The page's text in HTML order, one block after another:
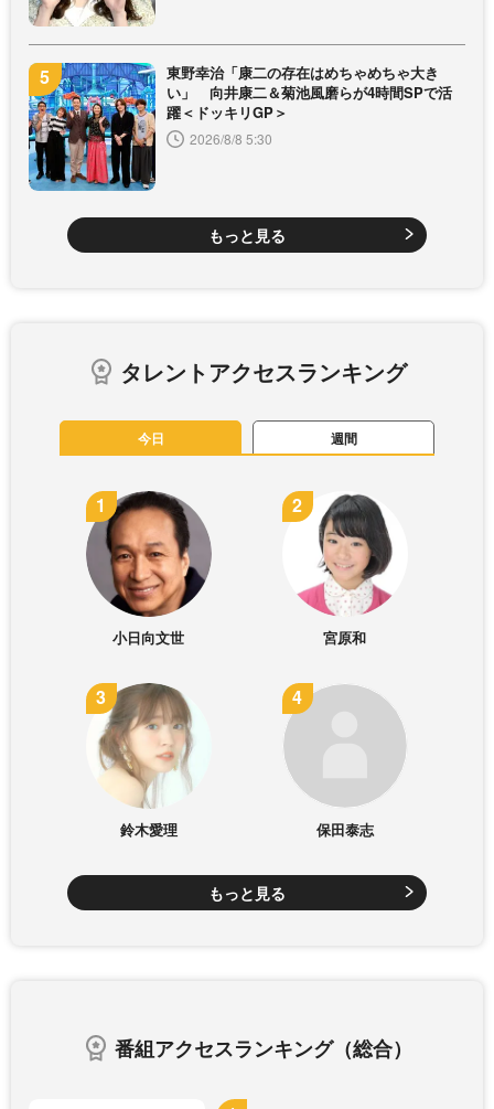
東野幸治「康二の存在はめちゃめちゃ大き
い」 向井康二＆菊池風磨らが4時間SPで活
躍＜ドッキリGP＞
2026/8/8 5:30
もっと見る
タレントアクセスランキング
今日 週間
小日向文世 宮原和
鈴木愛理 保田泰志
もっと見る
番組アクセスランキング（総合）